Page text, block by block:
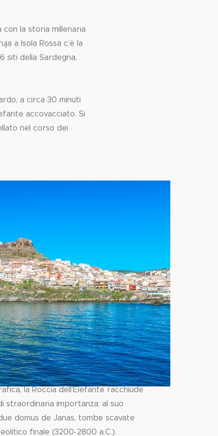
la storia millenaria
a Isola Rossa c’è la
siti della Sardegna,
a circa 30 minuti
accovacciato. Si
nel corso dei
la Roccia dell’Elefante racchiude
straordinaria importanza: al suo
domus de Janas, tombe scavate
finale (3200-2800 a.C.).